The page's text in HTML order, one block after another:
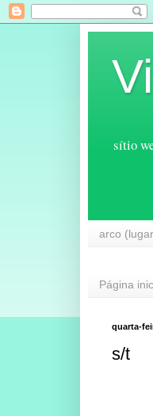
sítio
arco
Página
quarta-
s/t